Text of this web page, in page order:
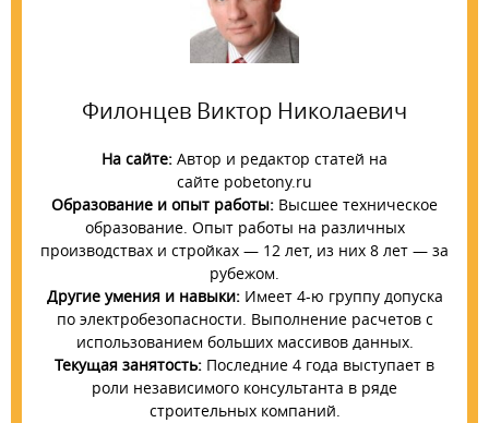
Филонцев Виктор Николаевич
На сайте: Автор и редактор статей на
сайте pobetony.ru
Образование и опыт работы: Высшее техническое
образование. Опыт работы на различных
производствах и стройках — 12 лет, из них 8 лет — за
рубежом.
Другие умения и навыки:Имеет 4-ю группу допуска
по электробезопасности. Выполнение расчетов с
использованием больших массивов данных.
Текущая занятость: Последние 4 года выступает в
роли независимого консультанта в ряде
строительных компаний.